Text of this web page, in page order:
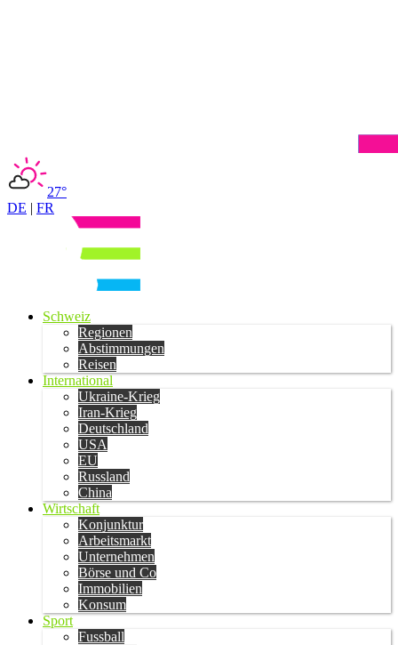
27°
DE | FR
Schweiz
Regionen
Abstimmungen
Reisen
International
Ukraine-Krieg
Iran-Krieg
Deutschland
USA
EU
Russland
China
Wirtschaft
Konjunktur
Arbeitsmarkt
Unternehmen
Börse und Co
Immobilien
Konsum
Sport
Fussball